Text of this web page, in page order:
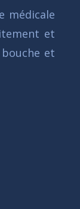
médicale
et
et